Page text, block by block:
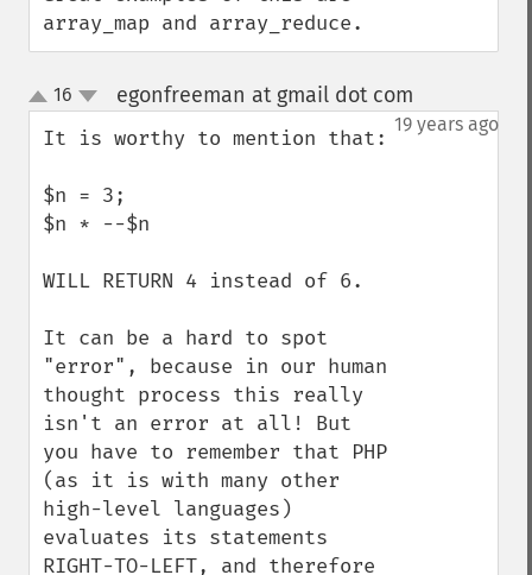
array_map and array_reduce.
up
down
16 egonfreeman at gmail dot com
19 years ago
It is worthy to mention that:
$n = 3;
$n * --$n
WILL RETURN 4 instead of 6.
It can be a hard to spot
"error", because in our human
thought process this really
isn't an error at all! But
you have to remember that PHP
(as it is with many other
high-level languages)
evaluates its statements
RIGHT-TO-LEFT, and therefore